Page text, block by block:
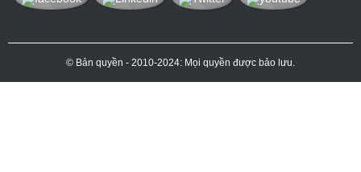
© Bản quyền - 2010-2024: Mọi quyền được bảo lưu.